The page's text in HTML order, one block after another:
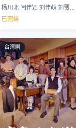
杨川北 闫佳颖 刘佳萌 刘贾玺 …
已完结
台湾剧